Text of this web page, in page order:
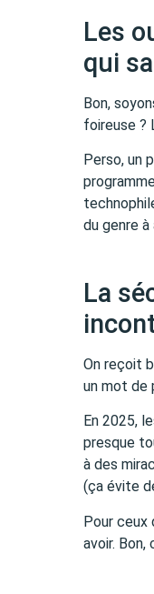
Les
qui
Bon,
foireuse ?
Perso, un
du genre
La
On reçoit
un mot de
En 2025,
presque
à des
(ça évite
Pour ceux
avoir.